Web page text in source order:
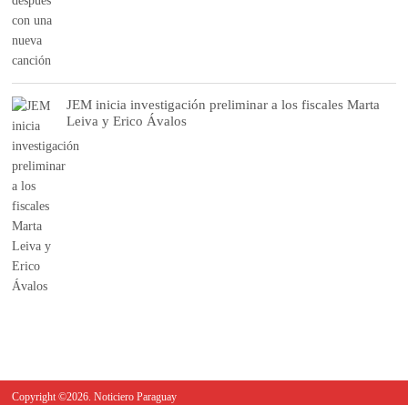
JEM inicia investigación preliminar a los fiscales Marta
Leiva y Erico Ávalos
Copyright ©2026. Noticiero Paraguay